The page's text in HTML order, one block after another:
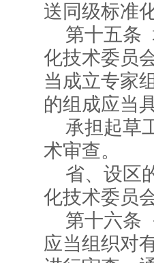
送同级标准
第十五条
化技术委员
当成立专家
的组成应当
承担起草
术审查。
省、设区
化技术委员
第十六条
应当组织对